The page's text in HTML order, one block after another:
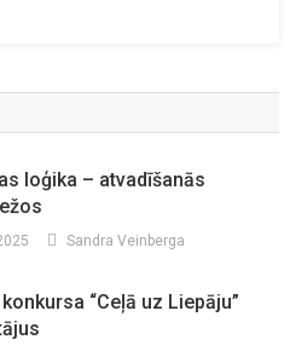
loģika – atvadīšanās
Sandra Veinberga
“Ceļā uz Liepāju”